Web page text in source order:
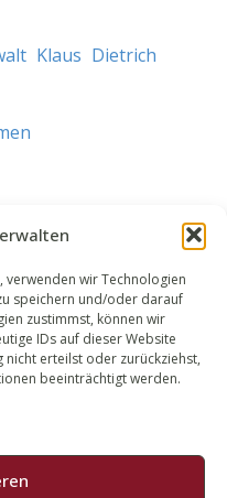
wir Technologien
speichern und/oder darauf
zustimmst, können wir
IDs auf dieser Website
nicht erteilst oder zurückziehst,
beeinträchtigt werden.
Klaus Dietrich